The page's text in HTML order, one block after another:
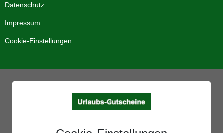
Datenschutz
Impressum
Cookie-Einstellungen